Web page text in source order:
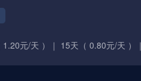
元/天 ）｜ 15天（ 0.80元/天 ）｜